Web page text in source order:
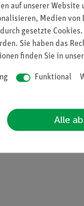
auf unserer
Medien
gesetzte
Sie haben das
finden Sie in
Funktional
Alle